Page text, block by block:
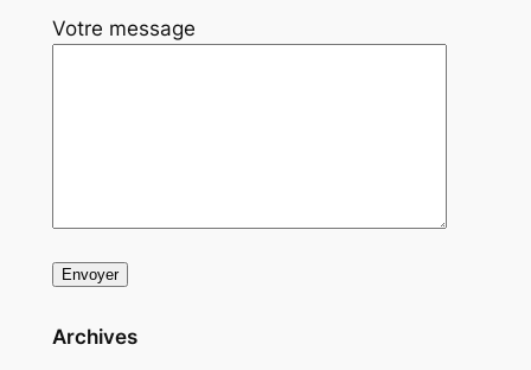
Votre message
Archives